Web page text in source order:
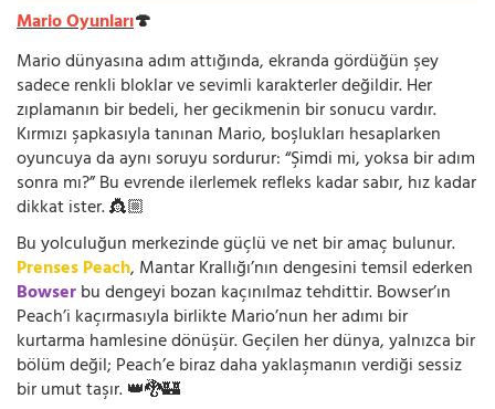
Mario Oyunları🍄
Mario dünyasına adım attığında, ekranda gördüğün şey
sadece renkli bloklar ve sevimli karakterler değildir. Her
zıplamanın bir bedeli, her gecikmenin bir sonucu vardır.
Kırmızı şapkasıyla tanınan Mario, boşlukları hesaplarken
oyuncuya da aynı soruyu sordurur: “Şimdi mi, yoksa bir adım
sonra mı?” Bu evrende ilerlemek refleks kadar sabır, hız kadar
dikkat ister. 👸🏼
Bu yolculuğun merkezinde güçlü ve net bir amaç bulunur.
Prenses Peach, Mantar Krallığı’nın dengesini temsil ederken
Bowserbu dengeyi bozan kaçınılmaz tehdittir. Bowser’ın
Peach’i kaçırmasıyla birlikte Mario’nun her adımı bir
kurtarma hamlesine dönüşür. Geçilen her dünya, yalnızca bir
bölüm değil; Peach’e biraz daha yaklaşmanın verdiği sessiz
bir umut taşır. 👑🐉🏰